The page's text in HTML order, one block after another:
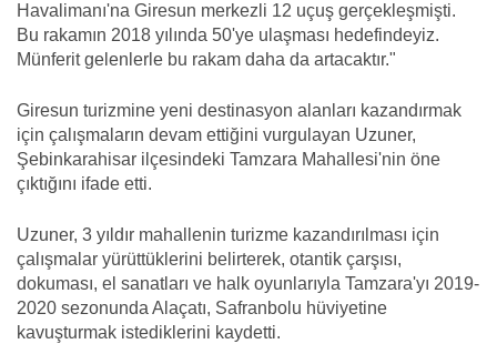
Havalimanı'na Giresun merkezli 12 uçuş gerçekleşmişti.
Bu rakamın 2018 yılında 50'ye ulaşması hedefindeyiz.
Münferit gelenlerle bu rakam daha da artacaktır."
Giresun turizmine yeni destinasyon alanları kazandırmak
için çalışmaların devam ettiğini vurgulayan Uzuner,
Şebinkarahisar ilçesindeki Tamzara Mahallesi'nin öne
çıktığını ifade etti.
Uzuner, 3 yıldır mahallenin turizme kazandırılması için
çalışmalar yürüttüklerini belirterek, otantik çarşısı,
dokuması, el sanatları ve halk oyunlarıyla Tamzara'yı 2019-
2020 sezonunda Alaçatı, Safranbolu hüviyetine
kavuşturmak istediklerini kaydetti.